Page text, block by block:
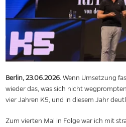
Berlin, 23.06.2026. Wenn Umsetzung
wieder das, was sich nicht
vier Jahren K5, und in diesem Jahr
Zum vierten Mal in Folge war ich mit